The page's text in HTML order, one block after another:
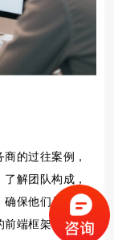
的过往案例，
解团队构成，
确保他们具备处
前端框架、后端